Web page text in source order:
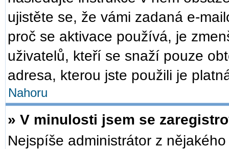
ujistěte se, že vámi zadaná e-
proč se aktivace používá, je
uživatelů, kteří se snaží pouze
adresa, kterou jste použili je
Nahoru
» V minulosti jsem se
Nejspíše administrátor z